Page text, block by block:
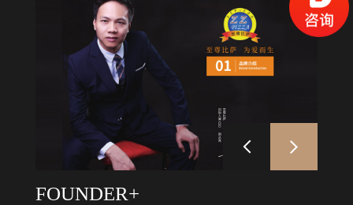
FOUNDER+